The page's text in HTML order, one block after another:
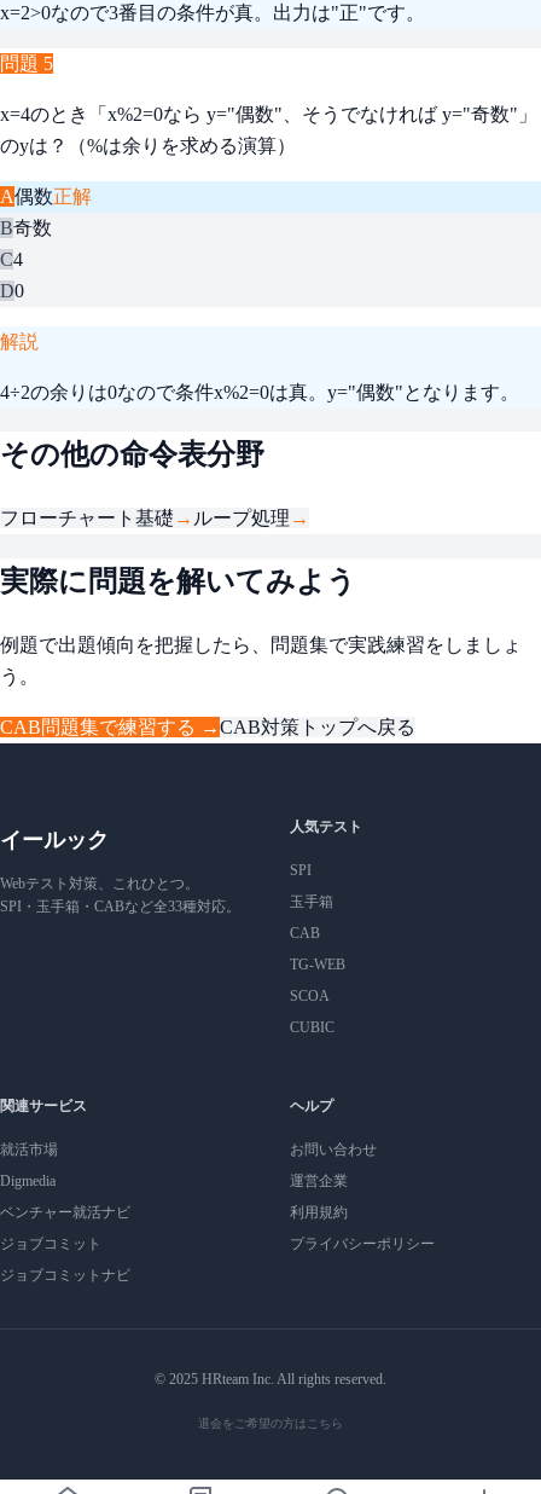
x=2>0なので3番目の条件が真。出力は"正"です。
問題 5
x=4のとき「x%2=0なら y="偶数"、そうでなければ y="奇数"」
のyは？（%は余りを求める演算）
A偶数正解
B奇数
C4
D0
解説
4÷2の余りは0なので条件x%2=0は真。y="偶数"となります。
その他の命令表分野
フローチャート基礎 → ループ処理 →
実際に問題を解いてみよう
例題で出題傾向を把握したら、問題集で実践練習をしましょ
う。
CAB問題集で練習する →CAB対策トップへ戻る
イールック
Webテスト対策、これひとつ。
SPI・玉手箱・CABなど全33種対応。
人気テスト
SPI
玉手箱
CAB
TG-WEB
SCOA
CUBIC
関連サービス
就活市場
Digmedia
ベンチャー就活ナビ
ジョブコミット
ジョブコミットナビ
ヘルプ
お問い合わせ
運営企業
利用規約
プライバシーポリシー
© 2025 HRteam Inc. All rights reserved.
退会をご希望の方はこちら